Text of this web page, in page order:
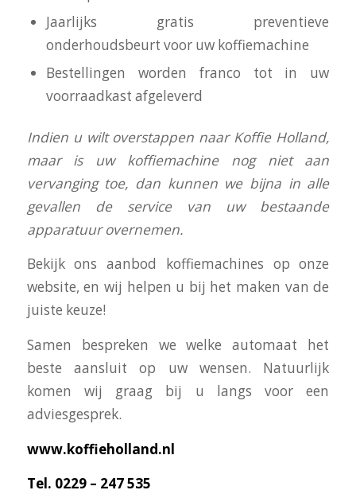
Jaarlijks gratis preventieve
onderhoudsbeurt voor uw koffiemachine
Bestellingen worden franco tot in uw
voorraadkast afgeleverd
Indien u wilt overstappen naar Koffie Holland,
maar is uw koffiemachine nog niet aan
vervanging toe, dan kunnen we bijna in alle
gevallen de service van uw bestaande
apparatuur overnemen.
Bekijk ons aanbod koffiemachines op onze
website, en wij helpen u bij het maken van de
juiste keuze!
Samen bespreken we welke automaat het
beste aansluit op uw wensen. Natuurlijk
komen wij graag bij u langs voor een
adviesgesprek.
www.koffieholland.nl
Tel. 0229 – 247 535